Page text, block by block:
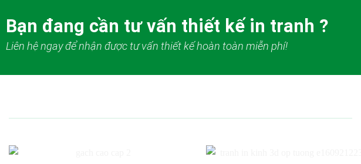
Bạn đang cần tư vấn thiết kế in tranh ?
Liên hệ ngay để nhận được tư vấn thiết kế hoàn toàn miễn phí!